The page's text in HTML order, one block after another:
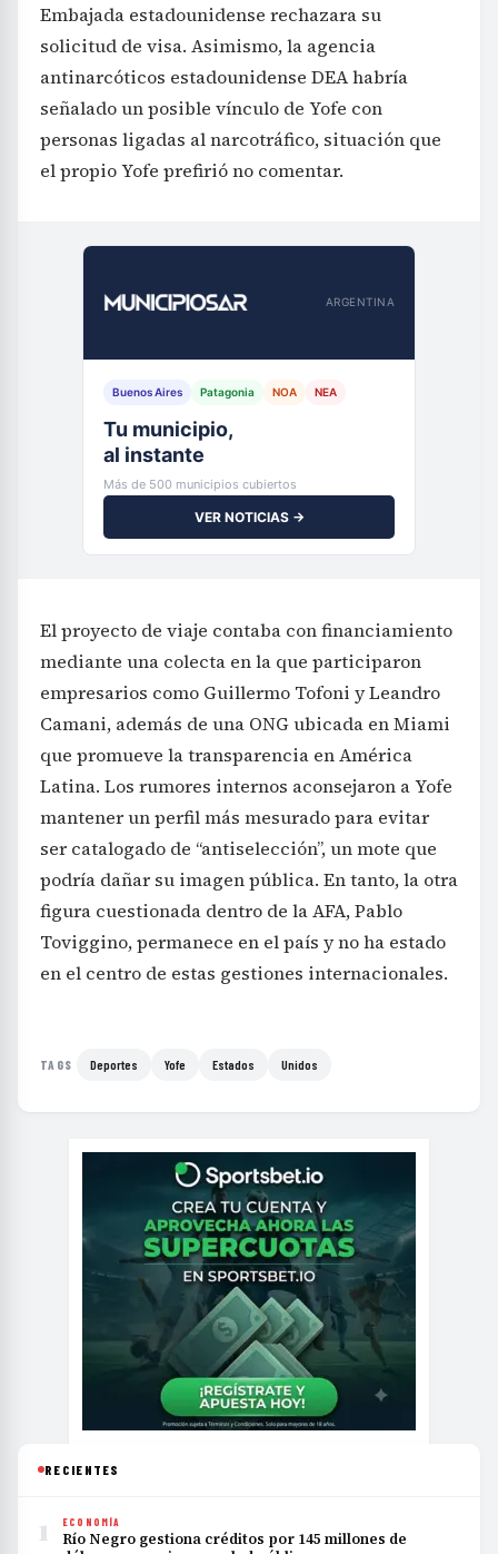
Embajada estadounidense rechazara su
solicitud de visa. Asimismo, la agencia
antinarcóticos estadounidense DEA habría
señalado un posible vínculo de Yofe con
personas ligadas al narcotráfico, situación que
el propio Yofe prefirió no comentar.
ARGENTINA
Buenos Aires Patagonia NOA NEA
Tu municipio,
al instante
Más de 500 municipios cubiertos
VER NOTICIAS →
El proyecto de viaje contaba con financiamiento
mediante una colecta en la que participaron
empresarios como Guillermo Tofoni y Leandro
Camani, además de una ONG ubicada en Miami
que promueve la transparencia en América
Latina. Los rumores internos aconsejaron a Yofe
mantener un perfil más mesurado para evitar
ser catalogado de “antiselección”, un mote que
podría dañar su imagen pública. En tanto, la otra
figura cuestionada dentro de la AFA, Pablo
Toviggino, permanece en el país y no ha estado
en el centro de estas gestiones internacionales.
TAGS Deportes Yofe Estados Unidos
RECIENTES
1 ECONOMÍA
Río Negro gestiona créditos por 145 millones de